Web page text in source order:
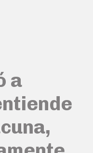
a